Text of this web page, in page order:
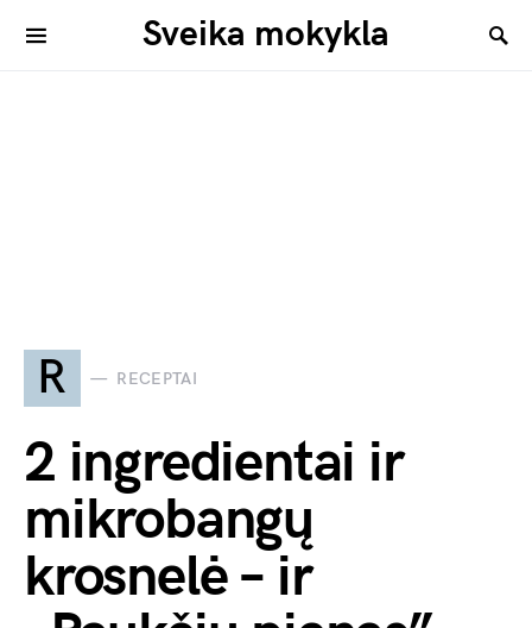
Sveika mokykla
R RECEPTAI
2 ingredientai ir
mikrobangų
krosnelė – ir